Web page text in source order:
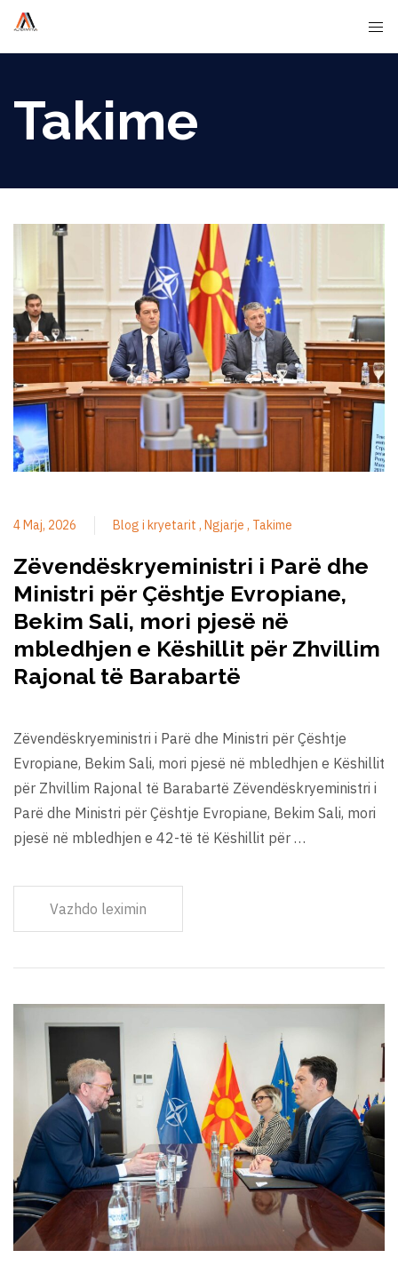
Takime
4 Maj, 2026 Blog i kryetarit Ngjarje Takime
Zëvendëskryeministri i Parë dhe
Ministri për Çështje Evropiane,
Bekim Sali, mori pjesë në
mbledhjen e Këshillit për Zhvillim
Rajonal të Barabartë
Zëvendëskryeministri i Parë dhe Ministri për Çështje
Evropiane, Bekim Sali, mori pjesë në mbledhjen e Këshillit
për Zhvillim Rajonal të Barabartë Zëvendëskryeministri i
Parë dhe Ministri për Çështje Evropiane, Bekim Sali, mori
pjesë në mbledhjen e 42-të të Këshillit për …
Vazhdo leximin